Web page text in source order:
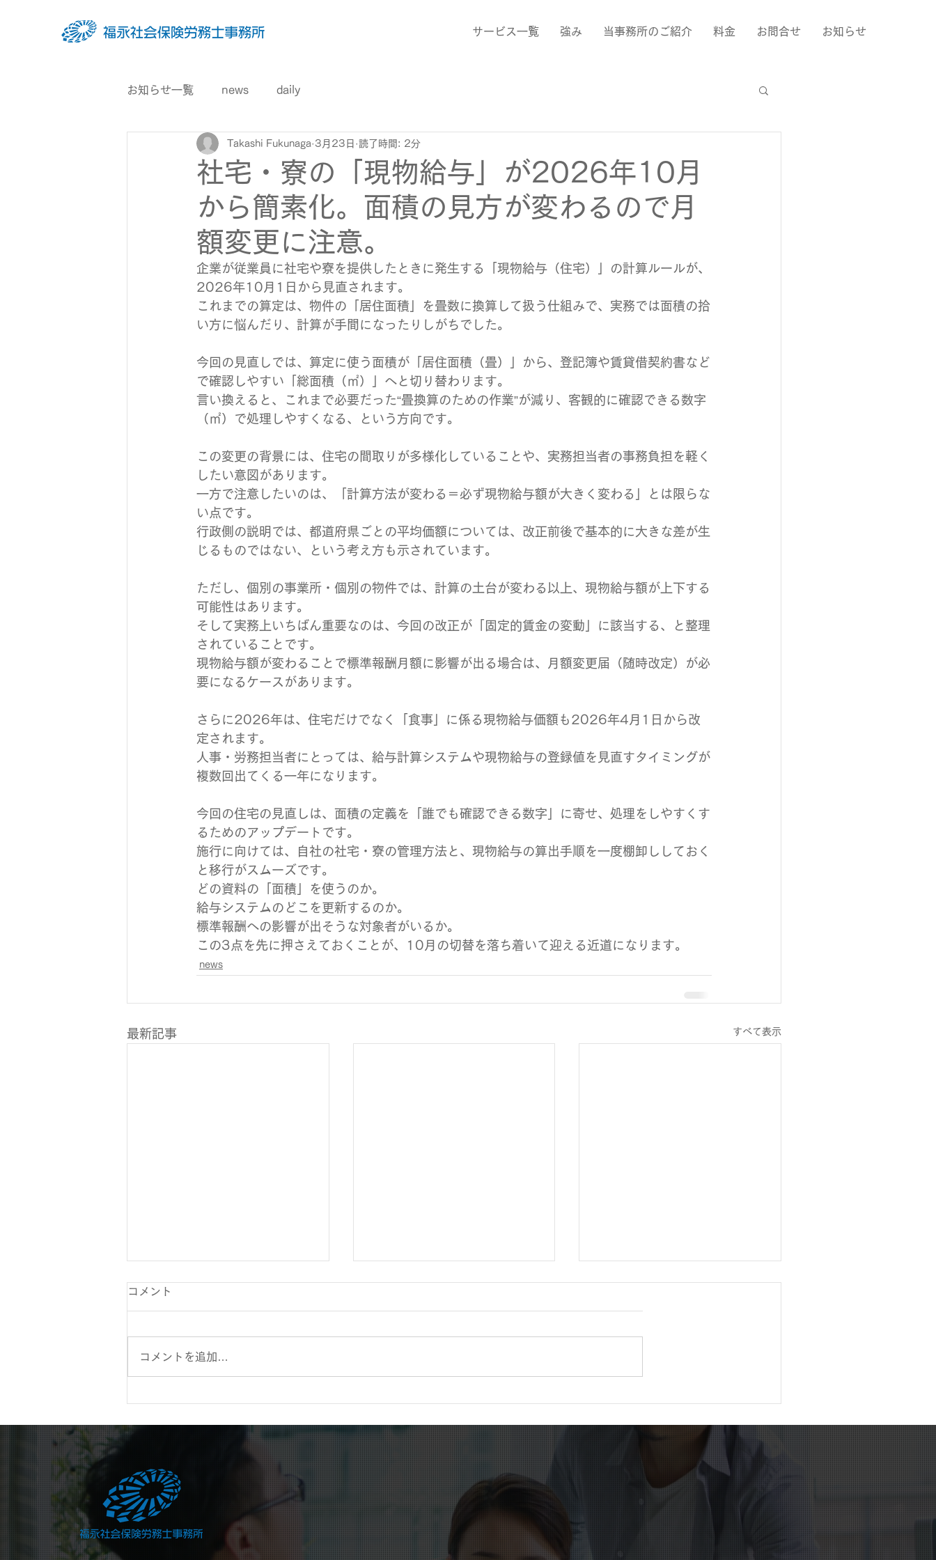
サービス一覧 強み 当事務所のご紹介 料金 お問合せ お知らせ
お知らせ一覧 news daily
社宅・寮の「現物給与」が2026年10月
から簡素化。面積の見方が変わるので月
額変更に注意。
Takashi Fukunaga 3月23日 読了時間: 2分
企業が従業員に社宅や寮を提供したときに発生する「現物給与（住宅）」の計算ルールが、
2026年10月1日から見直されます。
これまでの算定は、物件の「居住面積」を畳数に換算して扱う仕組みで、実務では面積の拾
い方に悩んだり、計算が手間になったりしがちでした。
今回の見直しでは、算定に使う面積が「居住面積（畳）」から、登記簿や賃貸借契約書など
で確認しやすい「総面積（㎡）」へと切り替わります。
言い換えると、これまで必要だった“畳換算のための作業”が減り、客観的に確認できる数字
（㎡）で処理しやすくなる、という方向です。
この変更の背景には、住宅の間取りが多様化していることや、実務担当者の事務負担を軽く
したい意図があります。
一方で注意したいのは、「計算方法が変わる＝必ず現物給与額が大きく変わる」とは限らな
い点です。
行政側の説明では、都道府県ごとの平均価額については、改正前後で基本的に大きな差が生
じるものではない、という考え方も示されています。
ただし、個別の事業所・個別の物件では、計算の土台が変わる以上、現物給与額が上下する
可能性はあります。
そして実務上いちばん重要なのは、今回の改正が「固定的賃金の変動」に該当する、と整理
されていることです。
現物給与額が変わることで標準報酬月額に影響が出る場合は、月額変更届（随時改定）が必
要になるケースがあります。
さらに2026年は、住宅だけでなく「食事」に係る現物給与価額も2026年4月1日から改
定されます。
人事・労務担当者にとっては、給与計算システムや現物給与の登録値を見直すタイミングが
複数回出てくる一年になります。
今回の住宅の見直しは、面積の定義を「誰でも確認できる数字」に寄せ、処理をしやすくす
るためのアップデートです。
施行に向けては、自社の社宅・寮の管理方法と、現物給与の算出手順を一度棚卸ししておく
と移行がスムーズです。
どの資料の「面積」を使うのか。
給与システムのどこを更新するのか。
標準報酬への影響が出そうな対象者がいるか。
この3点を先に押さえておくことが、10月の切替を落ち着いて迎える近道になります。
news
最新記事 すべて表示
社会福祉施設の退職手当制度
を見直しへ。持続可能な制度
在留外国人が初めて400万人
を突破。日本社会は新たな時
最低賃金の決め方に変化？ 地
域間競争が生む課題とは
コメント
コメントを追加…